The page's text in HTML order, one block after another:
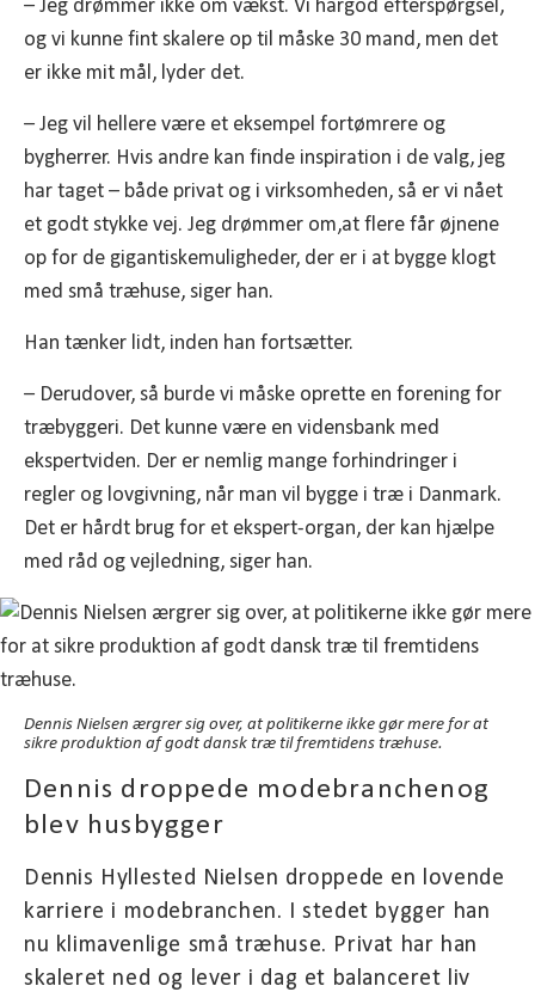
– Jeg drømmer ikke om vækst. Vi hargod efterspørgsel,
og vi kunne fint skalere op til måske 30 mand, men det
er ikke mit mål, lyder det.
– Jeg vil hellere være et eksempel fortømrere og
bygherrer. Hvis andre kan finde inspiration i de valg, jeg
har taget – både privat og i virksomheden, så er vi nået
et godt stykke vej. Jeg drømmer om,at flere får øjnene
op for de gigantiskemuligheder, der er i at bygge klogt
med små træhuse, siger han.
Han tænker lidt, inden han fortsætter.
– Derudover, så burde vi måske oprette en forening for
træbyggeri. Det kunne være en vidensbank med
ekspertviden. Der er nemlig mange forhindringer i
regler og lovgivning, når man vil bygge i træ i Danmark.
Det er hårdt brug for et ekspert-organ, der kan hjælpe
med råd og vejledning, siger han.
Dennis Nielsen ærgrer sig over, at politikerne ikke gør mere for at
sikre produktion af godt dansk træ til fremtidens træhuse.
Dennis droppede modebranchenog
blev husbygger
Dennis Hyllested Nielsen droppede en lovende
karriere i modebranchen. I stedet bygger han
nu klimavenlige små træhuse. Privat har han
skaleret ned og lever i dag et balanceret liv